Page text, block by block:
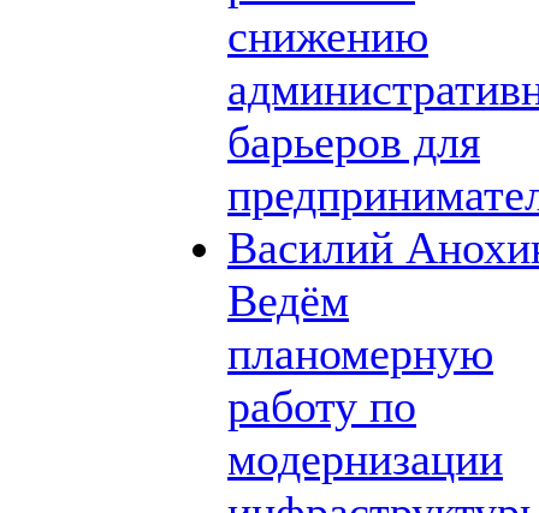
снижению
барьеров для
Василий
Ведём
планомерную
работу по
модернизации